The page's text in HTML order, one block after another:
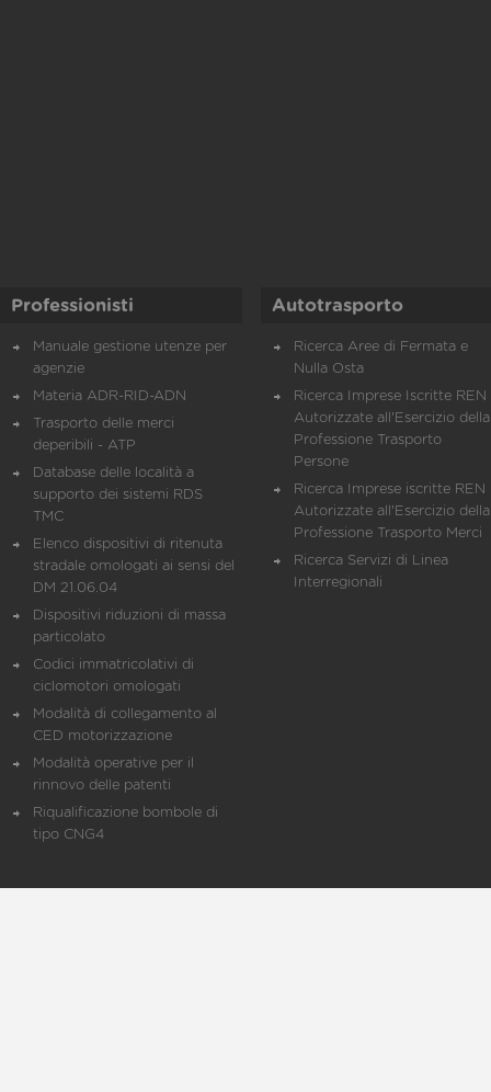
Professionisti
Manuale gestione utenze per
agenzie
Materia ADR-RID-ADN
Trasporto delle merci
deperibili - ATP
Database delle località a
supporto dei sistemi RDS
TMC
Elenco dispositivi di ritenuta
stradale omologati ai sensi del
DM 21.06.04
Dispositivi riduzioni di massa
particolato
Codici immatricolativi di
ciclomotori omologati
Modalità di collegamento al
CED motorizzazione
Modalità operative per il
rinnovo delle patenti
Riqualificazione bombole di
tipo CNG4
Autotrasporto
Ricerca Aree di Fermata e
Nulla Osta
Ricerca Imprese Iscritte REN
Autorizzate all'Esercizio della
Professione Trasporto
Persone
Ricerca Imprese iscritte REN
Autorizzate all'Esercizio della
Professione Trasporto Merci
Ricerca Servizi di Linea
Interregionali